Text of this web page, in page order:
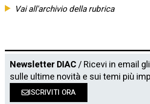
Vai all'archivio della rubrica
Newsletter DIAC/ Ricevi in email
sulle ultime novità e sui temi più
ISCRIVITI ORA